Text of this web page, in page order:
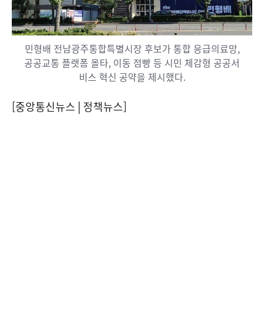
민형배 전남광주통합특별시장 후보가 통합 응급의료망,
공공교통 플랫폼 올타, 이동 점빵 등 시민 체감형 공공서
비스 혁신 공약을 제시했다.
[중앙통신뉴스│정책뉴스]